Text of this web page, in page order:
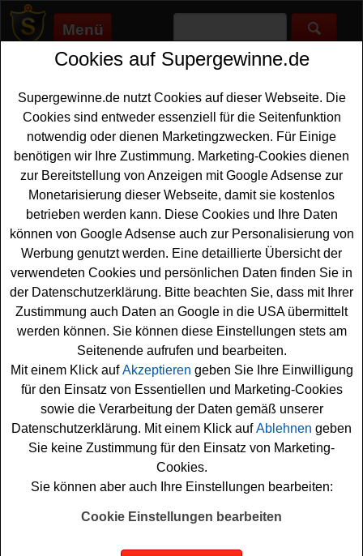
Menü
Supergewinne.de>Gewinnspiele>Werkzeugforum
Werkzeugforum Gewinnspiel
Jetzt beim Werkzeugforum Gewinnspiel mitmachen und
tolle Preise gewinnen. ✅ Werkzeugforum Gewinnspiele, die
auf Supergewinne.de gelistet sind, finden Sie hier. ✅
Werkzeugforum Gewinnspiele
Anzeige:
Gewinnspiele sortieren nach:
Cookies auf Supergewinne.de
Supergewinne.de nutzt Cookies auf dieser Webseite. Die
Cookies sind entweder essenziell für die Seitenfunktion
notwendig oder dienen Marketingzwecken. Für Einige
benötigen wir Ihre Zustimmung. Marketing-Cookies dienen
zur Bereitstellung von Anzeigen mit Google Adsense zur
Monetarisierung dieser Webseite, damit sie kostenlos
betrieben werden kann. Diese Cookies und Ihre Daten
können von Google Adsense auch zur Personalisierung von
Werbung genutzt werden. Eine detaillierte Übersicht der
verwendeten Cookies und persönlichen Daten finden Sie in
der Datenschutzerklärung. Bitte beachten Sie, dass mit Ihrer
Zustimmung auch Daten an Google in die USA übermittelt
werden können. Sie können diese Einstellungen stets am
Seitenende aufrufen und bearbeiten.
Mit einem Klick aufAkzeptieren geben Sie Ihre Einwilligung
für den Einsatz von Essentiellen und Marketing-Cookies
sowie die Verarbeitung der Daten gemäß unserer
Datenschutzerklärung. Mit einem Klick aufAblehnen geben
Sie keine Zustimmung für den Einsatz von Marketing-
Cookies.
Sie können aber auch Ihre Einstellungen bearbeiten:
Cookie Einstellungen bearbeiten